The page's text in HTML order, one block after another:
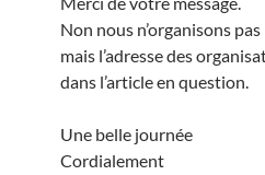
Non nous n’organisons
mais l’adresse des
dans l’article en question.
Une belle journée
Cordialement